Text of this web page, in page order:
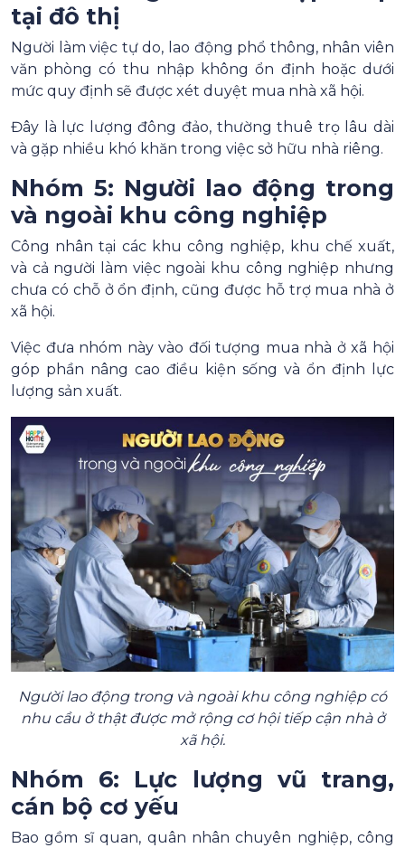
tại đô thị
Người làm việc tự do, lao động phổ thông, nhân viên
văn phòng có thu nhập không ổn định hoặc dưới
mức quy định sẽ được xét duyệt mua nhà xã hội.
Đây là lực lượng đông đảo, thường thuê trọ lâu dài
và gặp nhiều khó khăn trong việc sở hữu nhà riêng.
Nhóm 5: Người lao động trong
và ngoài khu công nghiệp
Công nhân tại các khu công nghiệp, khu chế xuất,
và cả người làm việc ngoài khu công nghiệp nhưng
chưa có chỗ ở ổn định, cũng được hỗ trợ mua nhà ở
xã hội.
Việc đưa nhóm này vào đối tượng mua nhà ở xã hội
góp phần nâng cao điều kiện sống và ổn định lực
lượng sản xuất.
Người lao động trong và ngoài khu công nghiệp có
nhu cầu ở thật được mở rộng cơ hội tiếp cận nhà ở
xã hội.
Nhóm 6: Lực lượng vũ trang,
cán bộ cơ yếu
Bao gồm sĩ quan, quân nhân chuyên nghiệp, công